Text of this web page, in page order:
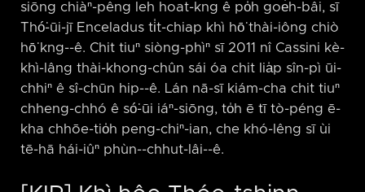
siōng chiàⁿ-pêng leh hoat-kng ê po̍h goe̍h-bâi, sī
Thó͘-ūi-jī Enceladus ti̍t-chiap khì hō͘ thài-iông chiò
hō͘ kng-⁠-ê. Chit tiuⁿ siòng-phìⁿ sī 2011 nî Cassini kè-
khì-lâng thài-khong-chûn sái óa chit lia̍p sîn-pì ūi-
chhiⁿ ê sî-chūn hip-⁠-ê. Lán nā-sī kiám-cha chit tiuⁿ
chheng-chhó ê só͘-ūi iáⁿ-siōng, to̍h ē tī tò-péng ē-
kha chhōe-tio̍h peng-chiⁿ-ian, che khó-lêng sī ùi
tē-hā hái-iûⁿ phùn-⁠-chhut-lâi-⁠-ê.